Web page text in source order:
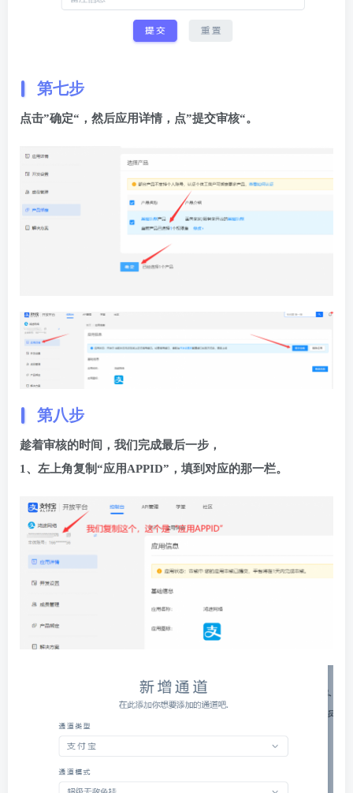
第七步
点击”确定“，然后应用详情，点”提交审核“。
第八步
趁着审核的时间，我们完成最后一步，
1、左上角复制“应用APPID”，填到对应的那一栏。